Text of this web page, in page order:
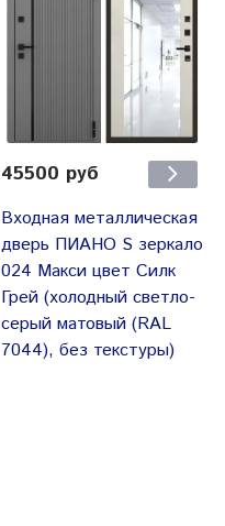
45500 руб
Входная металлическая
дверь ПИАНО S зеркало
024 Макси цвет Силк
Грей (холодный светло-
серый матовый (RAL
7044), без текстуры)